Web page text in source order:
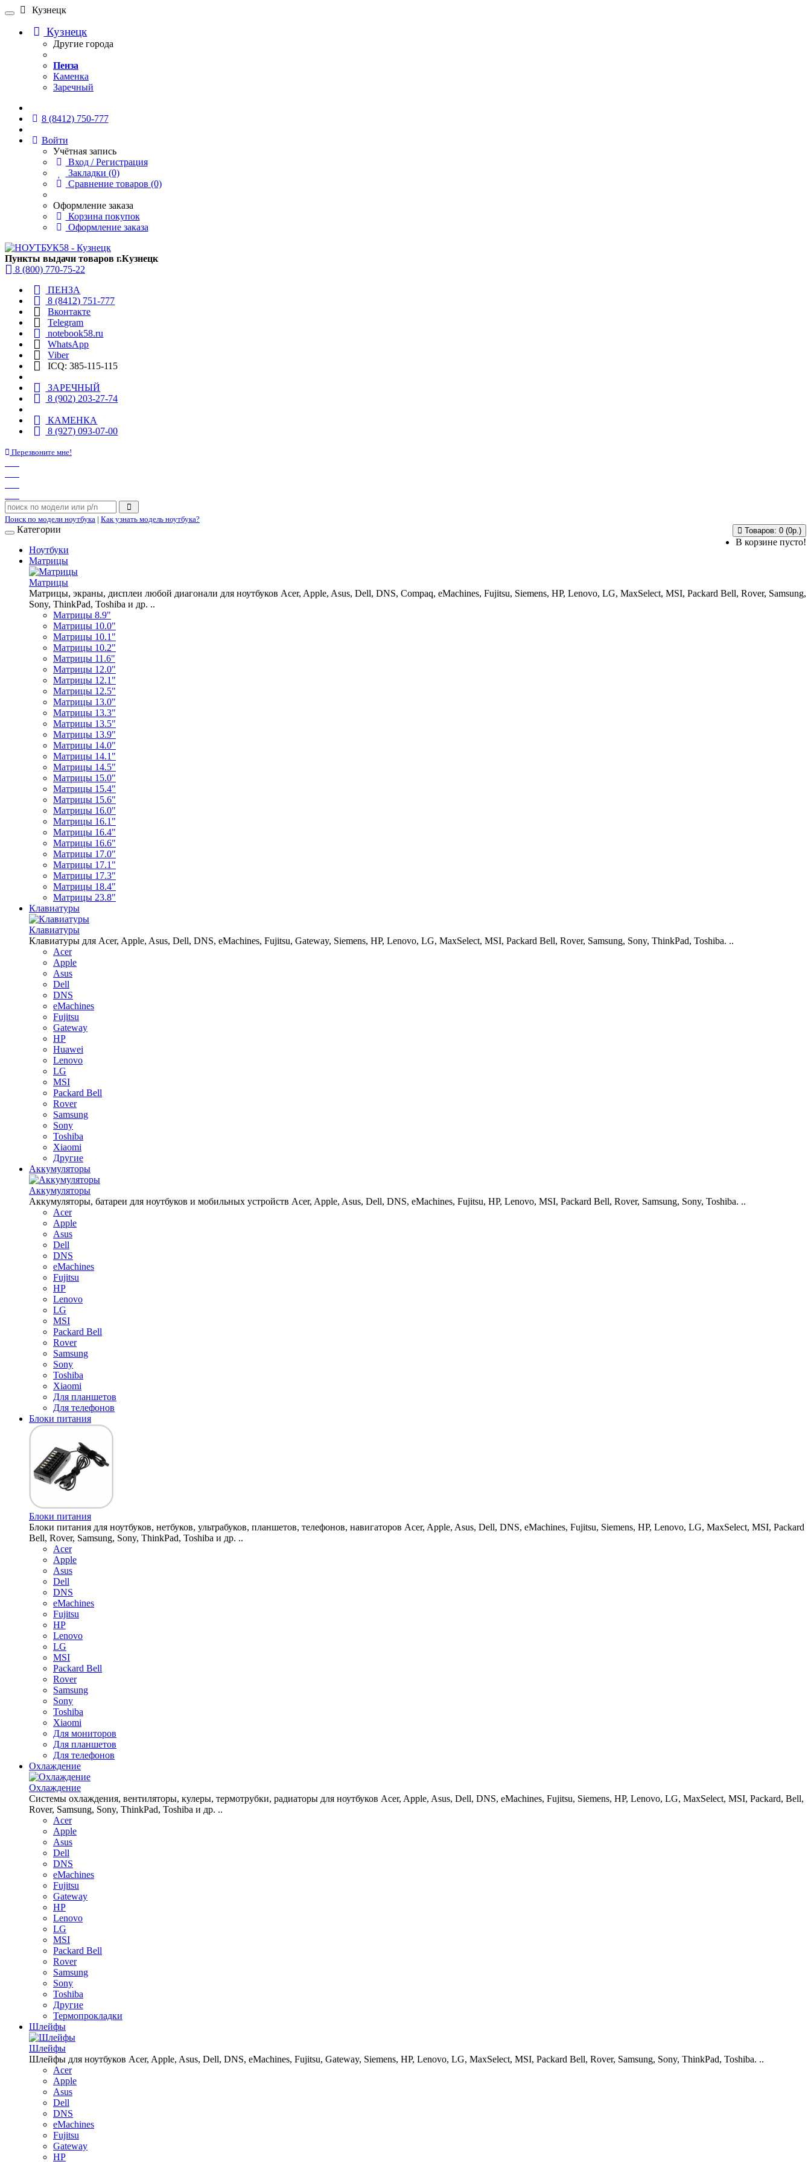
Кузнецк
Кузнецк
Другие города
Пенза
Каменка
Заречный
8 (8412) 750-777
Войти
Учётная запись
Вход / Регистрация
Закладки (0)
Сравнение товаров (0)
Оформление заказа
Корзина покупок
Оформление заказа
Пункты выдачи товаров г.Кузнецк
8 (800) 770-75-22
ПЕНЗА
8 (8412) 751-777
Вконтакте
Telegram
notebook58.ru
WhatsApp
Viber
ICQ: 385-115-115
ЗАРЕЧНЫЙ
8 (902) 203-27-74
КАМЕНКА
8 (927) 093-07-00
Перезвоните мне!
Поиск по модели ноутбука | Как узнать модель ноутбука?
Товаров: 0 (0р.)
В корзине пусто!
Категории
Ноутбуки
Матрицы
Матрицы
Матрицы, экраны, дисплеи любой диагонали для ноутбуков Acer, Apple, Asus, Dell, DNS, Compaq, eMachines, Fujitsu, Siemens, HP, Lenovo, LG, MaxSelect, MSI, Packard Bell, Rover, Samsung,
Sony, ThinkPad, Toshiba и др. ..
Матрицы 8.9"
Матрицы 10.0"
Матрицы 10.1"
Матрицы 10.2"
Матрицы 11.6"
Матрицы 12.0"
Матрицы 12.1"
Матрицы 12.5"
Матрицы 13.0"
Матрицы 13.3"
Матрицы 13.5"
Матрицы 13.9"
Матрицы 14.0"
Матрицы 14.1"
Матрицы 14.5"
Матрицы 15.0"
Матрицы 15.4"
Матрицы 15.6"
Матрицы 16.0"
Матрицы 16.1"
Матрицы 16.4"
Матрицы 16.6"
Матрицы 17.0"
Матрицы 17.1"
Матрицы 17.3"
Матрицы 18.4"
Матрицы 23.8"
Клавиатуры
Клавиатуры
Клавиатуры для Acer, Apple, Asus, Dell, DNS, eMachines, Fujitsu, Gateway, Siemens, HP, Lenovo, LG, MaxSelect, MSI, Packard Bell, Rover, Samsung, Sony, ThinkPad, Toshiba. ..
Acer
Apple
Asus
Dell
DNS
eMachines
Fujitsu
Gateway
HP
Huawei
Lenovo
LG
MSI
Packard Bell
Rover
Samsung
Sony
Toshiba
Xiaomi
Другие
Аккумуляторы
Аккумуляторы
Аккумуляторы, батареи для ноутбуков и мобильных устройств Acer, Apple, Asus, Dell, DNS, eMachines, Fujitsu, HP, Lenovo, MSI, Packard Bell, Rover, Samsung, Sony, Toshiba. ..
Acer
Apple
Asus
Dell
DNS
eMachines
Fujitsu
HP
Lenovo
LG
MSI
Packard Bell
Rover
Samsung
Sony
Toshiba
Xiaomi
Для планшетов
Для телефонов
Блоки питания
Блоки питания
Блоки питания для ноутбуков, нетбуков, ультрабуков, планшетов, телефонов, навигаторов Acer, Apple, Asus, Dell, DNS, eMachines, Fujitsu, Siemens, HP, Lenovo, LG, MaxSelect, MSI, Packard
Bell, Rover, Samsung, Sony, ThinkPad, Toshiba и др. ..
Acer
Apple
Asus
Dell
DNS
eMachines
Fujitsu
HP
Lenovo
LG
MSI
Packard Bell
Rover
Samsung
Sony
Toshiba
Xiaomi
Для мониторов
Для планшетов
Для телефонов
Охлаждение
Охлаждение
Системы охлаждения, вентиляторы, кулеры, термотрубки, радиаторы для ноутбуков Acer, Apple, Asus, Dell, DNS, eMachines, Fujitsu, Siemens, HP, Lenovo, LG, MaxSelect, MSI, Packard, Bell,
Rover, Samsung, Sony, ThinkPad, Toshiba и др. ..
Acer
Apple
Asus
Dell
DNS
eMachines
Fujitsu
Gateway
HP
Lenovo
LG
MSI
Packard Bell
Rover
Samsung
Sony
Toshiba
Другие
Термопрокладки
Шлейфы
Шлейфы
Шлейфы для ноутбуков Acer, Apple, Asus, Dell, DNS, eMachines, Fujitsu, Gateway, Siemens, HP, Lenovo, LG, MaxSelect, MSI, Packard Bell, Rover, Samsung, Sony, ThinkPad, Toshiba. ..
Acer
Apple
Asus
Dell
DNS
eMachines
Fujitsu
Gateway
HP